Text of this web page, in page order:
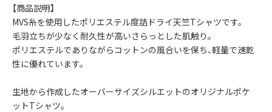
【商品説明】
MVS糸を使用したポリエステル度詰ドライ天竺Tシャツです。
毛羽立ちが少なく耐久性が高いさらっとした肌触り。
ポリエステルでありながらコットンの風合いを保ち、軽量で速乾
性に優れています。
生地から作成したオーバーサイズシルエットのオリジナルポケ
ットTシャツ。